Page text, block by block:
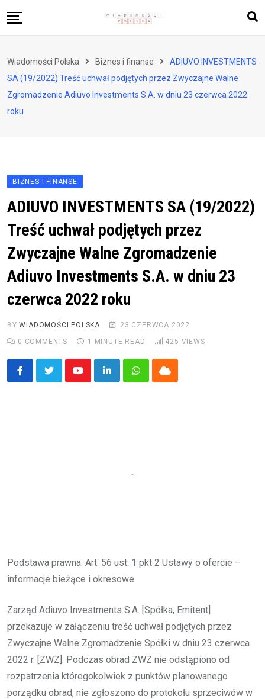
to
Zdrowie i styl życia
Polityka i społeczeństwo
Nauka i technologie
Wiadomości Polska Biznes i finanse
ADIUVO INVESTMENTS
SA (19/2022) Treść uchwał podjętych przez Zwyczajne Walne
Zgromadzenie Adiuvo Investments S.A. w dniu 23 czerwca 2022
roku
BIZNES I FINANSE
ADIUVO INVESTMENTS SA (19/2022)
Treść uchwał podjętych przez
Zwyczajne Walne Zgromadzenie
Adiuvo Investments S.A. w dniu 23
czerwca 2022 roku
BYWIADOMOŚCI POLSKA
23 CZERWCA 2022
0 COMMENTS 1 MINUTE READ 425 VIEWS
YoutubeLinkedInWhatsappCloud
Podstawa prawna: Art. 56 ust. 1 pkt 2 Ustawy o ofercie –
informacje bieżące i okresowe
Zarząd Adiuvo Investments S.A. [Spółka, Emitent]
przekazuje w załączeniu treść uchwał podjętych przez
Zwyczajne Walne Zgromadzenie Spółki w dniu 23 czerwca
2022 r. [ZWZ]. Podczas obrad ZWZ nie odstąpiono od
rozpatrzenia któregokolwiek z punktów planowanego
porządku obrad, nie zgłoszono do protokołu sprzeciwów w